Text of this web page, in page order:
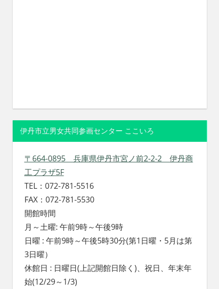
伊丹市立男女共同参画センター ここいろ
〒664-0895 兵庫県伊丹市宮ノ前2-2-2 伊丹商
工プラザ5F
TEL：072-781-5516
FAX：072-781-5530
開館時間
月～土曜: 午前9時～午後9時
日曜 : 午前9時～午後5時30分(第1日曜・5月は第
3日曜）
休館日 : 日曜日(上記開館日除く)、祝日、年末年
始(12/29～1/3)